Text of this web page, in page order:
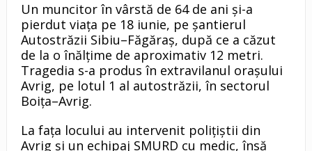
Un muncitor în vârstă de 64 de ani și-a
pierdut viața pe 18 iunie, pe șantierul
Autostrăzii Sibiu–Făgăraș, după ce a căzut
de la o înălțime de aproximativ 12 metri.
Tragedia s-a produs în extravilanul orașului
Avrig, pe lotul 1 al autostrăzii, în sectorul
Boița–Avrig.
La fața locului au intervenit polițiștii din
Avrig și un echipaj SMURD cu medic, însă